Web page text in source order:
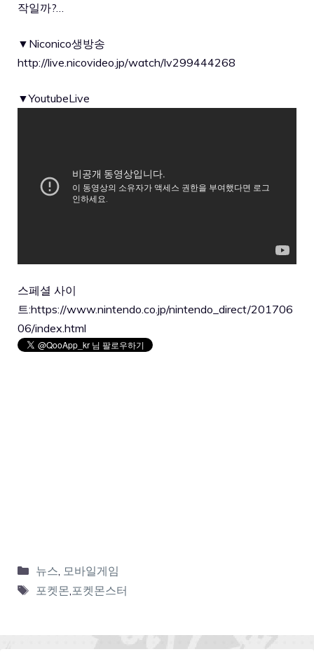
작일까?…
▼Niconico생방송
http://live.nicovideo.jp/watch/lv299444268
▼YoutubeLive
스페셜 사이
트:https://www.nintendo.co.jp/nintendo_direct/201706
06/index.html
뉴스 모바일게임
포켓몬 포켓몬스터